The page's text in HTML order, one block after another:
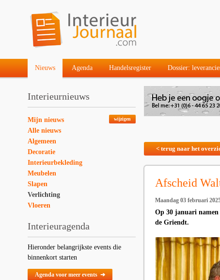
Nieuws Agenda Handelsregister Dossier:
Interieurnieuws
wijzigen
Mijn nieuws
Alle nieuws
Algemeen
Decoratie
Interieurbekleding
Meubelen
Slapen
Verlichting
Vloeren
Interieuragenda
Hieronder belangrijkste events die
binnenkort starten
Agenda voor meer events ➔
< terug naar het
Afscheid
Maandag 03 februari
Op 30 januari namen
de Griendt.